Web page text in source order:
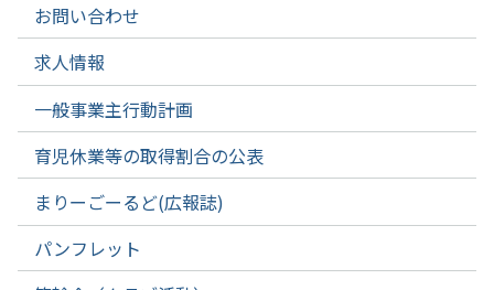
お問い合わせ
求人情報
一般事業主行動計画
育児休業等の取得割合の公表
まりーごーるど(広報誌)
パンフレット